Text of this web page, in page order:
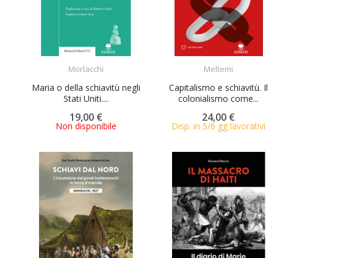
Morlacchi
Maria o della schiavitù negli
Stati Uniti....
19,00 €
Non disponibile
Meltemi
Capitalismo e schiavitù. Il
colonialismo come...
24,00 €
Disp. in 5/6 gg lavorativi